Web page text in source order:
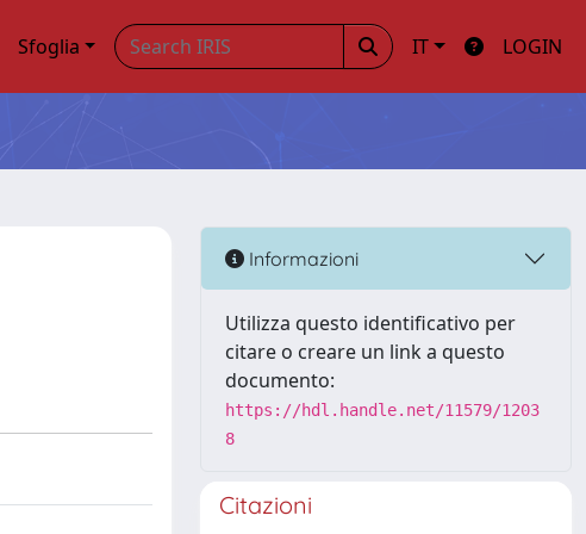
Sfoglia IT LOGIN
Informazioni
Utilizza questo identificativo per
citare o creare un link a questo
documento:
https://hdl.handle.net/11579/1203
8
Citazioni